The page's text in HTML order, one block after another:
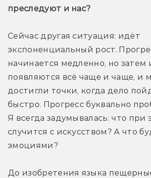
преследуют и нас?
Сейчас другая ситуация: идёт
экспоненциальный рост.
начинается медленно, но затем
появляются всё чаще и чаще, и
достигли точки, когда дело
быстро. Прогресс буквально
Я всегда задумывалась: что при
случится с искусством? А что
эмоциями?
До изобретения языка